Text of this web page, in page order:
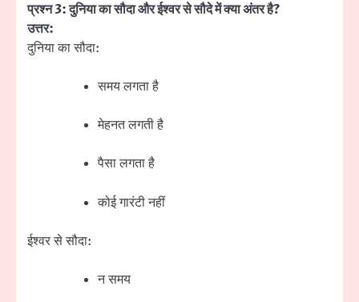
प्रश्न 3: दुनिया का सौदा और ईश्वर से सौदे में क्या अंतर है?
उत्तर:
दुनिया का सौदा:
समय लगता है
मेहनत लगती है
पैसा लगता है
कोई गारंटी नहीं
ईश्वर से सौदा:
न समय